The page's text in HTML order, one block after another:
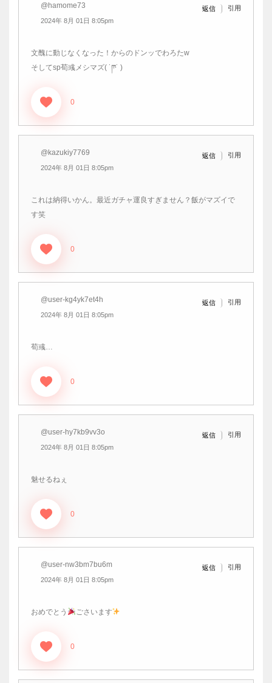
@hamome73
2024年 8月 01日 8:05pm
返信 引用
文醜に動じなくなった！からのドンッでわろたw
そしてsp荀彧メシマズ( ˙ཫ˙ )
0
@kazukiy7769
2024年 8月 01日 8:05pm
返信 引用
これは納得いかん。最近ガチャ運良すぎません？飯がマズイで
す笑
0
@user-kg4yk7et4h
2024年 8月 01日 8:05pm
返信 引用
荀彧…
0
@user-hy7kb9vv3o
2024年 8月 01日 8:05pm
返信 引用
魅せるねぇ
0
@user-nw3bm7bu6m
2024年 8月 01日 8:05pm
返信 引用
おめでとう ごさいます
0